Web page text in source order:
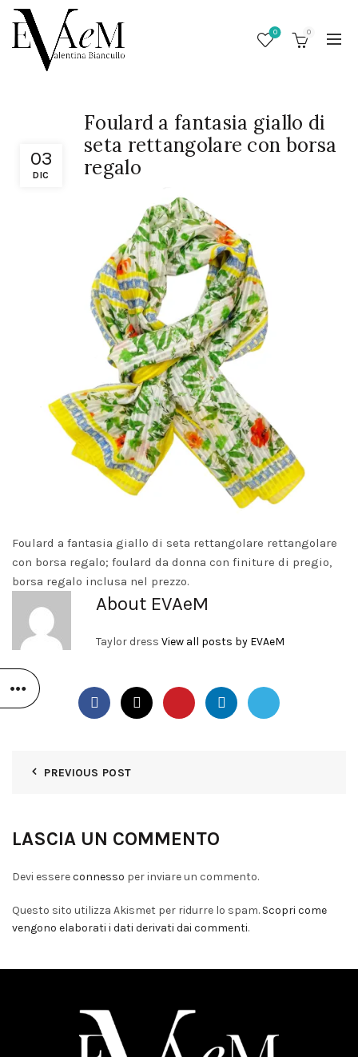
0 0
03
DIC
Foulard a fantasia giallo di
seta rettangolare con borsa
regalo
Foulard a fantasia giallo di seta rettangolare rettangolare
con borsa regalo; foulard da donna con finiture di pregio,
borsa regalo inclusa nel prezzo.
About EVAeM
Taylor dress View all posts by EVAeM
PREVIOUS POST
LASCIA UN COMMENTO
Devi essereconnesso per inviare un commento.
Questo sito utilizza Akismet per ridurre lo spam. Scopri come
vengono elaborati i dati derivati dai commenti.